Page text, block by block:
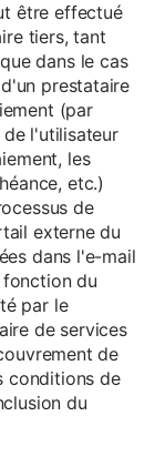
être effectué
tiers, tant
dans le cas
prestataire
(par
de l'utilisateur
les
etc.)
de
externe du
dans l'e-mail
du
par le
de services
de
conditions de
du